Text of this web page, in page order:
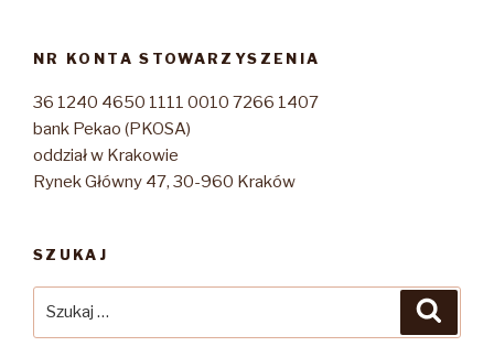
NR KONTA STOWARZYSZENIA
36 1240 4650 1111 0010 7266 1407
bank Pekao (PKOSA)
oddział w Krakowie
Rynek Główny 47, 30-960 Kraków
SZUKAJ